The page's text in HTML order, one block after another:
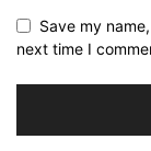
Save my
next time I